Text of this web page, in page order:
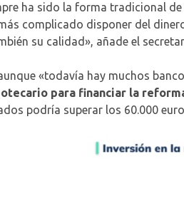
ha sido la forma tradicional
complicado disponer del
su calidad», añade el
«todavía hay muchos
para financiar la
podría superar los 60.000